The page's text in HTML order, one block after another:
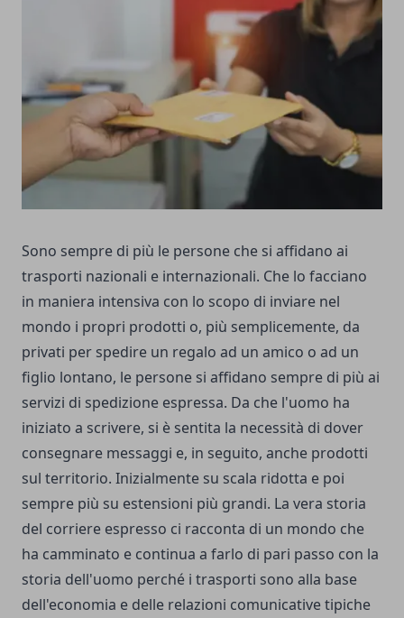
Sono sempre di più le persone che si affidano ai
trasporti nazionali e internazionali. Che lo facciano
in maniera intensiva con lo scopo di inviare nel
mondo i propri prodotti o, più semplicemente, da
privati per spedire un regalo ad un amico o ad un
figlio lontano, le persone si affidano sempre di più ai
servizi di spedizione espressa. Da che l'uomo ha
iniziato a scrivere, si è sentita la necessità di dover
consegnare messaggi e, in seguito, anche prodotti
sul territorio. Inizialmente su scala ridotta e poi
sempre più su estensioni più grandi. La vera storia
del corriere espresso ci racconta di un mondo che
ha camminato e continua a farlo di pari passo con la
storia dell'uomo perché i trasporti sono alla base
dell'economia e delle relazioni comunicative tipiche